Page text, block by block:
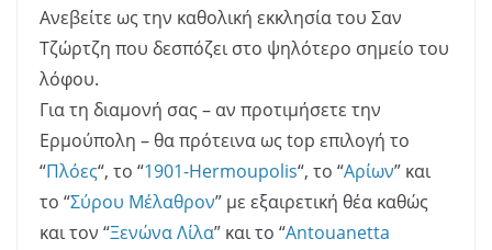
Ανεβείτε ως την καθολική εκκλησία του Σαν
Τζώρτζη που δεσπόζει στο ψηλότερο σημείο του
λόφου.
Για τη διαμονή σας – αν προτιμήσετε την
Ερμούπολη – θα πρότεινα ως top επιλογή το
“Πλόες“, το “1901-Hermoupolis“, το “Αρίων” και
το “Σύρου Μέλαθρον” με εξαιρετική θέα καθώς
και τον “Ξενώνα Λίλα” και το “Antouanetta